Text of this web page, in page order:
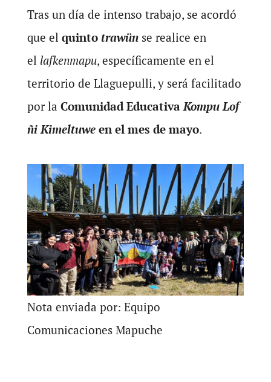
Tras un día de intenso trabajo, se acordó
que el quinto trawünse realice en
el lafkenmapu, específicamente en el
territorio de Llaguepulli, y será facilitado
por la Comunidad EducativaKompu Lof
ñi Kimeltuween el mes de mayo.
Nota enviada por: Equipo
Comunicaciones Mapuche